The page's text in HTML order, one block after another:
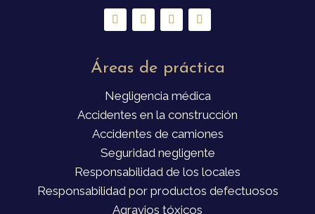
Áreas de práctica
Negligencia médica
Accidentes en la construcción
Accidentes de camiones
Seguridad negligente
Responsabilidad de los locales
Responsabilidad por productos defectuosos
Agravios tóxicos